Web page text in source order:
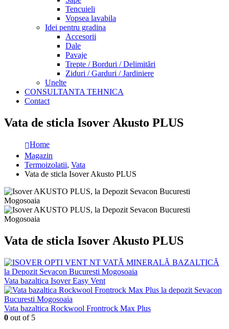
Tencuieli
Vopsea lavabila
Idei pentru gradina
Accesorii
Dale
Pavaje
Trepte / Borduri / Delimitări
Ziduri / Garduri / Jardiniere
Unelte
CONSULTANTA TEHNICA
Contact
Vata de sticla Isover Akusto PLUS
Home
Magazin
Termoizolatii, Vata
Vata de sticla Isover Akusto PLUS
Vata de sticla Isover Akusto PLUS
Vata bazaltica Isover Easy Vent
Vata bazaltica Rockwool Frontrock Max Plus
0 out of 5